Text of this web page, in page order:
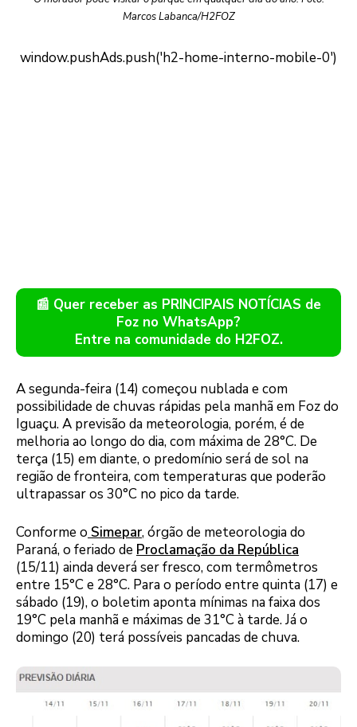
Marcos Labanca/H2FOZ
📰 Quer receber as PRINCIPAIS NOTÍCIAS de
Foz no WhatsApp?
Entre na comunidade do H2FOZ.
A segunda-feira (14) começou nublada e com
possibilidade de chuvas rápidas pela manhã em Foz do
Iguaçu. A previsão da meteorologia, porém, é de
melhoria ao longo do dia, com máxima de 28°C. De
terça (15) em diante, o predomínio será de sol na
região de fronteira, com temperaturas que poderão
ultrapassar os 30°C no pico da tarde.
Conforme o Simepar, órgão de meteorologia do
Paraná, o feriado de Proclamação da República
(15/11) ainda deverá ser fresco, com termômetros
entre 15°C e 28°C. Para o período entre quinta (17) e
sábado (19), o boletim aponta mínimas na faixa dos
19°C pela manhã e máximas de 31°C à tarde. Já o
domingo (20) terá possíveis pancadas de chuva.